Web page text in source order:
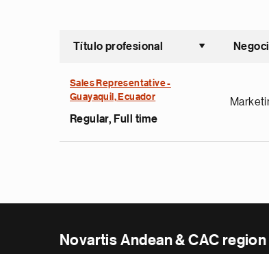
Título profesional
Sales Representative -
Guayaquil, Ecuador
Regular, Full time
Novartis Andean & CAC region